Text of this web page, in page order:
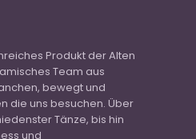
Produkt der Alten
Team aus
bewegt und
die uns besuchen. Über
Tänze, bis hin
und